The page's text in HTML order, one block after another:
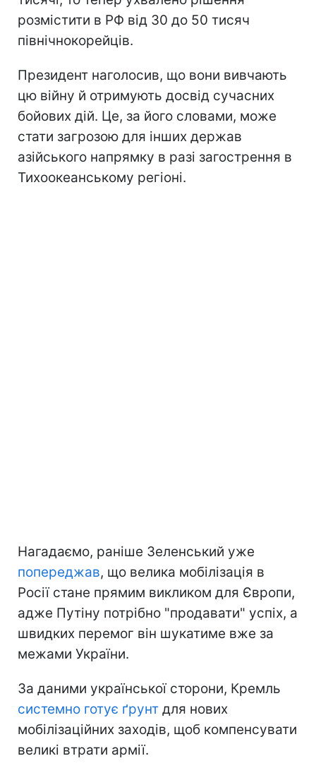
розмістити в РФ від 30 до 50 тисяч
північнокорейців.
Президент наголосив, що вони вивчають
цю війну й отримують досвід сучасних
бойових дій. Це, за його словами, може
стати загрозою для інших держав
азійського напрямку в разі загострення в
Тихоокеанському регіоні.
Нагадаємо, раніше Зеленський уже
попереджав, що велика мобілізація в
Росії стане прямим викликом для Європи,
адже Путіну потрібно "продавати" успіх, а
швидких перемог він шукатиме вже за
межами України.
За даними української сторони, Кремль
системно готує ґрунт для нових
мобілізаційних заходів, щоб компенсувати
великі втрати армії.